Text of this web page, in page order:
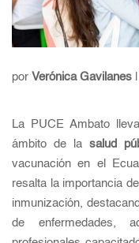
por Verónica Gavilanes
La PUCE Ambato
ámbito de lasalud
vacunación en el
resalta la importancia del
inmunización,
de enfermedades,